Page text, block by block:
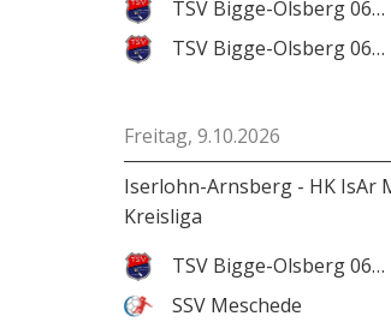
TSV Bigge-Olsberg 06/08
TSV Bigge-Olsberg 06/08 2
Freitag, 9.10.2026
Iserlohn-Arnsberg - HK IsAr
Kreisliga
TSV Bigge-Olsberg 06/08
SSV Meschede